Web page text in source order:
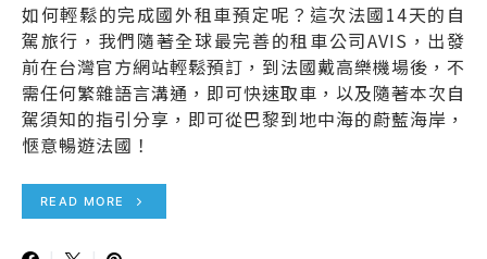
如何輕鬆的完成國外租車預定呢？這次法國14天的自
駕旅行，我們隨著全球最完善的租車公司AVIS，出發
前在台灣官方網站輕鬆預訂，到法國戴高樂機場後，不
需任何繁雜語言溝通，即可快速取車，以及隨著本次自
駕須知的指引分享，即可從巴黎到地中海的蔚藍海岸，
愜意暢遊法國！
READ MORE